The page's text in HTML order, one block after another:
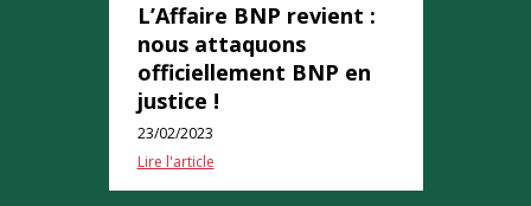
L’Affaire BNP revient :
nous attaquons
officiellement BNP en
justice !
23/02/2023
Lire l'article